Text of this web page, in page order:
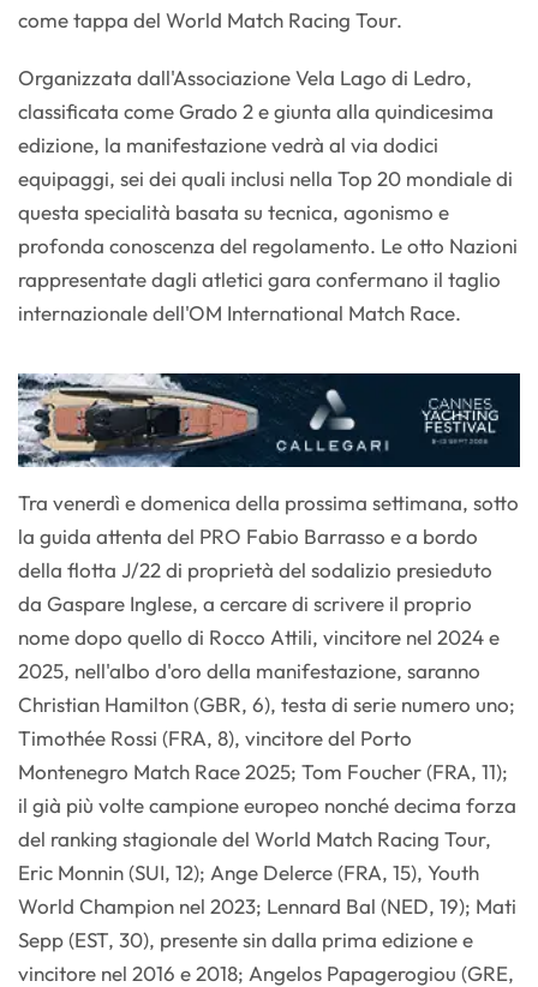
come tappa del World Match Racing Tour.
Organizzata dall'Associazione Vela Lago di Ledro,
classificata come Grado 2 e giunta alla quindicesima
edizione, la manifestazione vedrà al via dodici
equipaggi, sei dei quali inclusi nella Top 20 mondiale di
questa specialità basata su tecnica, agonismo e
profonda conoscenza del regolamento. Le otto Nazioni
rappresentate dagli atletici gara confermano il taglio
internazionale dell'OM International Match Race.
Tra venerdì e domenica della prossima settimana, sotto
la guida attenta del PRO Fabio Barrasso e a bordo
della flotta J/22 di proprietà del sodalizio presieduto
da Gaspare Inglese, a cercare di scrivere il proprio
nome dopo quello di Rocco Attili, vincitore nel 2024 e
2025, nell'albo d'oro della manifestazione, saranno
Christian Hamilton (GBR, 6), testa di serie numero uno;
Timothée Rossi (FRA, 8), vincitore del Porto
Montenegro Match Race 2025; Tom Foucher (FRA, 11);
il già più volte campione europeo nonché decima forza
del ranking stagionale del World Match Racing Tour,
Eric Monnin (SUI, 12); Ange Delerce (FRA, 15), Youth
World Champion nel 2023; Lennard Bal (NED, 19); Mati
Sepp (EST, 30), presente sin dalla prima edizione e
vincitore nel 2016 e 2018; Angelos Papagerogiou (GRE,